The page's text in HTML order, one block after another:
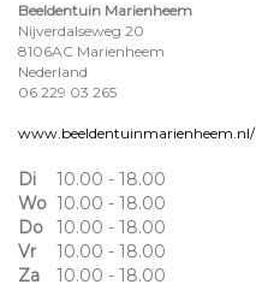
Beeldentuin Marienheem
Nijverdalseweg 20
8106AC Marienheem
Nederland
06 229 03 265
www.beeldentuinmarienheem.nl/
Di
10.00 - 18.00
Wo 10.00 - 18.00
Do
10.00 - 18.00
Vr
10.00 - 18.00
Za
10.00 - 18.00